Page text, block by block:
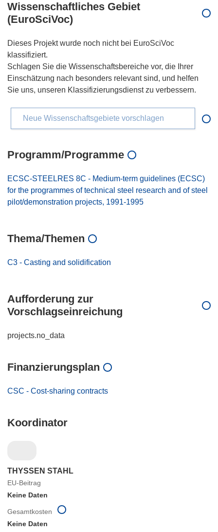
Wissenschaftliches Gebiet
(EuroSciVoc)
Dieses Projekt wurde noch nicht bei EuroSciVoc
klassifiziert.
Schlagen Sie die Wissenschaftsbereiche vor, die Ihrer
Einschätzung nach besonders relevant sind, und helfen
Sie uns, unseren Klassifizierungsdienst zu verbessern.
Neue Wissenschaftsgebiete vorschlagen
Programm/Programme
ECSC-STEELRES 8C - Medium-term guidelines (ECSC)
for the programmes of technical steel research and of steel
pilot/demonstration projects, 1991-1995
Thema/Themen
C3 - Casting and solidification
Aufforderung zur
Vorschlagseinreichung
projects.no_data
Finanzierungsplan
CSC - Cost-sharing contracts
Koordinator
THYSSEN STAHL
EU-Beitrag
Keine Daten
Gesamtkosten
Keine Daten